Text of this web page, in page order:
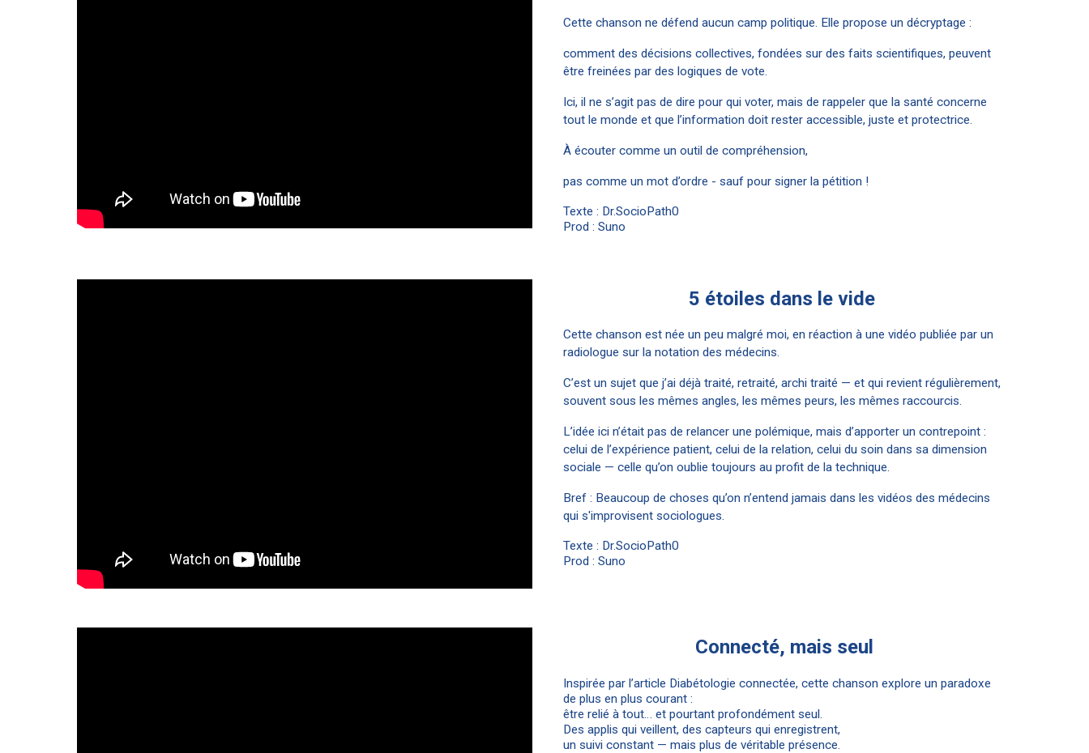
Cette chanson ne défend aucun camp politique. Elle propose un décryptage :
comment des décisions collectives, fondées sur des faits scientifiques, peuvent
être freinées par des logiques de vote.
Ici, il ne s’agit pas de dire pour qui voter, mais de rappeler que la santé concerne
tout le monde et que l’information doit rester accessible, juste et protectrice.
À écouter comme un outil de compréhension,
pas comme un mot d’ordre - sauf pour signer la pétition !
Texte : Dr.SocioPath0
Prod : Suno
5 étoiles dans le vide
Cette chanson est née un peu malgré moi, en réaction à une vidéo publiée par un
radiologue sur la notation des médecins.
C’est un sujet que j’ai déjà traité, retraité, archi traité — et qui revient régulièrement,
souvent sous les mêmes angles, les mêmes peurs, les mêmes raccourcis.
L’idée ici n’était pas de relancer une polémique, mais d’apporter un contrepoint :
celui de l’expérience patient, celui de la relation, celui du soin dans sa dimension
sociale — celle qu’on oublie toujours au profit de la technique.
Bref : Beaucoup de choses qu’on n’entend jamais dans les vidéos des médecins
qui s'improvisent sociologues.
Texte : Dr.SocioPath0
Prod : Suno
Connecté, mais seul
Inspirée par l’article Diabétologie connectée, cette chanson explore un paradoxe
de plus en plus courant :
être relié à tout… et pourtant profondément seul.
Des applis qui veillent, des capteurs qui enregistrent,
un suivi constant — mais plus de véritable présence.